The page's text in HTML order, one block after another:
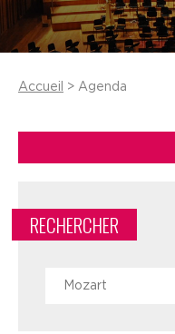
Accueil > Agenda
RECHERCHER